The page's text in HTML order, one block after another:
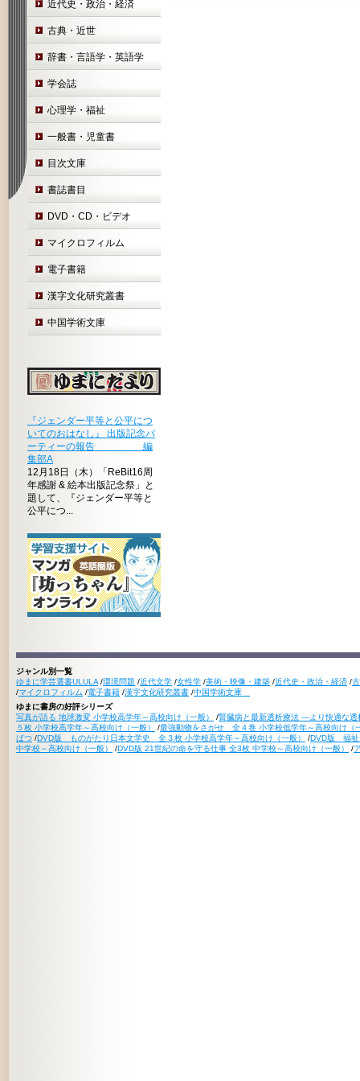
近代史・政治・経済
古典・近世
辞書・言語学・英語学
学会誌
心理学・福祉
一般書・児童書
目次文庫
書誌書目
DVD・CD・ビデオ
マイクロフィルム
電子書籍
漢字文化研究叢書
中国学術文庫
『ジェンダー平等と公平につ
いてのおはなし』 出版記念パ
ーティーの報告 編
集部A
12月18日（木）「ReBit16周
年感謝 & 絵本出版記念祭」と
題して、『ジェンダー平等と
公平につ...
ジャンル別一覧
ゆまに学芸選書ULULA /環境問題 /近代文学 /女性学 /美術・映像・建築 /近代史・政治・経済 /
/マイクロフィルム /電子書籍 /漢字文化研究叢書 /中国学術文庫
ゆまに書房の好評シリーズ
写真が語る 地球激変 小学校高学年～高校向け（一般）
/腎臓病と最新透析療法 ―より快適な
５枚 小学校高学年～高校向け（一般）
/最強動物をさがせ 全４巻 小学校低学年～高校向け（
ばつ /DVD版 ものがたり日本文学史 全３枚 小学校高学年～高校向け（一般） /DVD版 福祉
中学校～高校向け（一般）
/DVD版 21世紀の命を守る仕事 全3枚 中学校～高校向け（一般） /